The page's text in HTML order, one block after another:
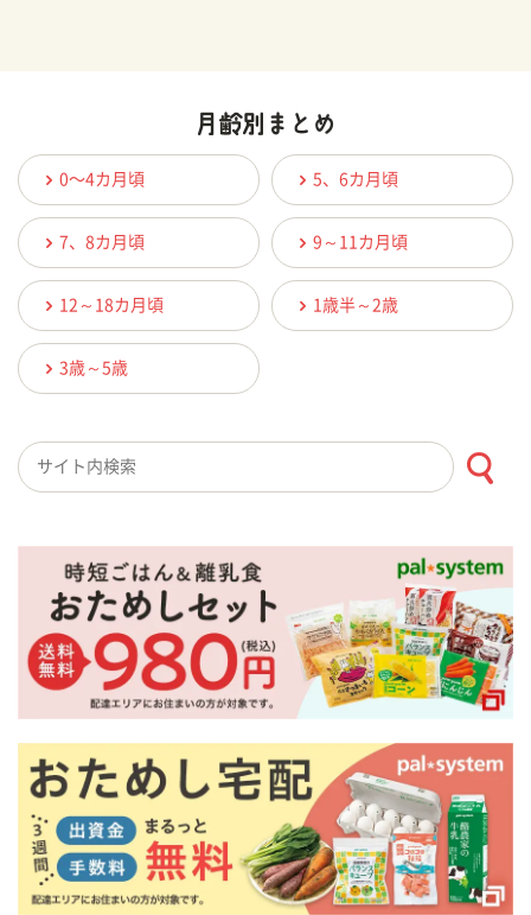
0〜4カ月頃 5、6カ月頃
7、8カ月頃 9～11カ月頃
12～18カ月頃 1歳半～2歳
3歳～5歳
検索キーワード入力